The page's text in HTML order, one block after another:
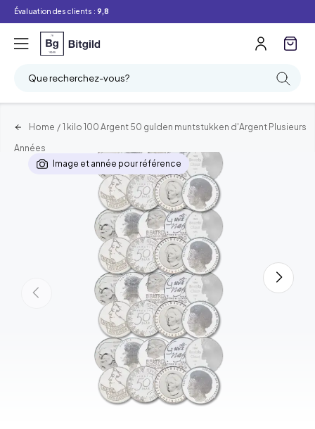
Évaluation des clients : 9,8
Que recherchez-vous?
Home / 1 kilo 100 Argent 50 gulden muntstukken d'Argent Plusieurs
Années
Image et année pour référence